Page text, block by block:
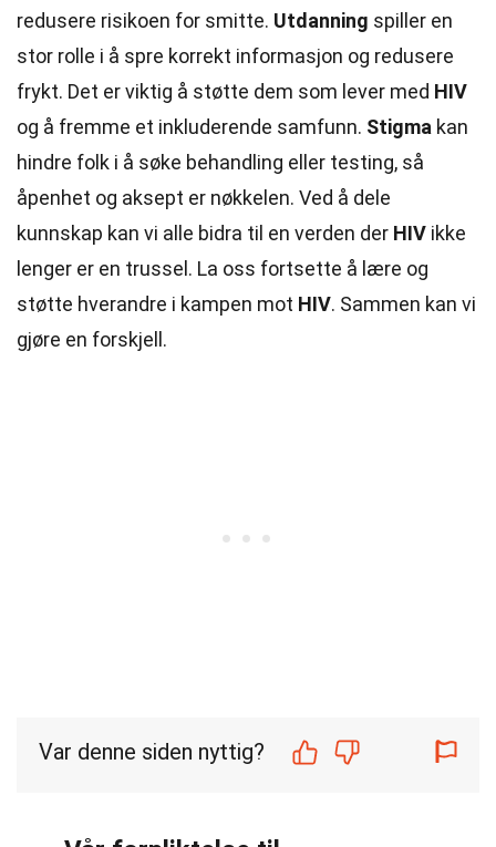
redusere risikoen for smitte. Utdanning spiller en
stor rolle i å spre korrekt informasjon og redusere
frykt. Det er viktig å støtte dem som lever med HIV
og å fremme et inkluderende samfunn. Stigma kan
hindre folk i å søke behandling eller testing, så
åpenhet og aksept er nøkkelen. Ved å dele
kunnskap kan vi alle bidra til en verden der HIV ikke
lenger er en trussel. La oss fortsette å lære og
støtte hverandre i kampen mot HIV. Sammen kan vi
gjøre en forskjell.
Var denne siden nyttig?